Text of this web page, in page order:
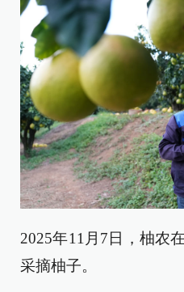
2025年11月7日，柚农
采摘柚子。